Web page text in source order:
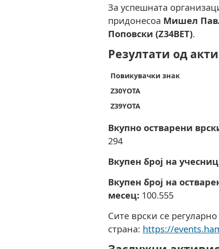
За успешната
придонесоа Мишел
Поповски (Z34BET).
Резултати од
Повикувачки знак
Z30YOTA
Z39YOTA
Вкупно остварени
294
Вкупен број на
Вкупен број на
месец:100.555
Сите врски се
страна: https://